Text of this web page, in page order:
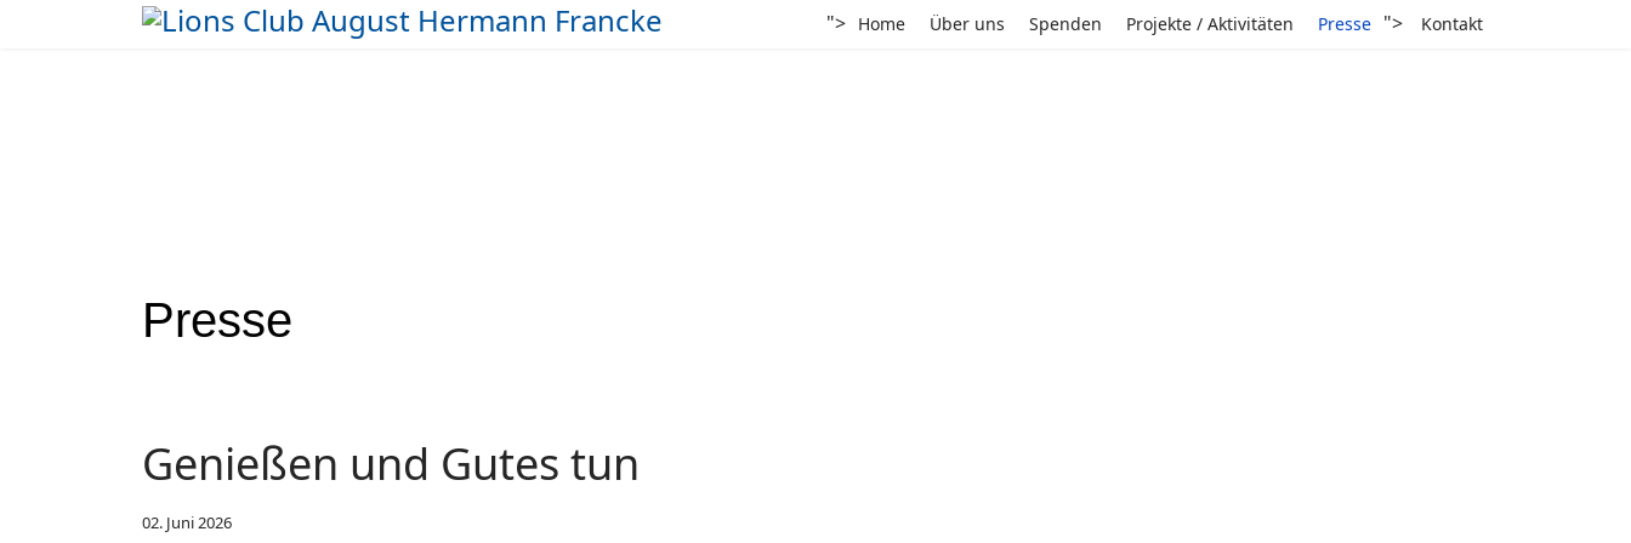
"> Home Über uns Spenden Projekte / Aktivitäten Presse "> Kontakt
Presse
Genießen und Gutes tun
02. Juni 2026